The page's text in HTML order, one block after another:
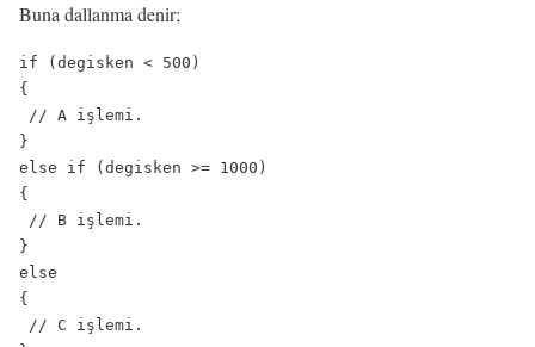
Buna dallanma denir;
if (degisken < 500)
{
// A işlemi.
}
else if (degisken >= 1000)
{
// B işlemi.
}
else
{
// C işlemi.